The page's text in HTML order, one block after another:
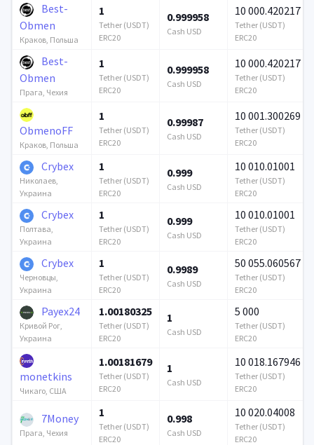
Best-
Obmen
Краков, Польша
1
Tether (USDT)
ERC20
0.999958
Cash USD
10 000.420217
Tether (USDT)
ERC20
Best-
Obmen
Прага, Чехия
1
Tether (USDT)
ERC20
0.999958
Cash USD
10 000.420217
Tether (USDT)
ERC20
ObmenoFF
Краков, Польша
1
Tether (USDT)
ERC20
0.99987
Cash USD
10 001.300269
Tether (USDT)
ERC20
Crybex
Николаев,
Украина
1
Tether (USDT)
ERC20
0.999
Cash USD
10 010.01001
Tether (USDT)
ERC20
Crybex
Полтава,
Украина
1
Tether (USDT)
ERC20
0.999
Cash USD
10 010.01001
Tether (USDT)
ERC20
Crybex
Черновцы,
Украина
1
Tether (USDT)
ERC20
0.9989
Cash USD
50 055.060567
Tether (USDT)
ERC20
Payex24
Кривой Рог,
Украина
1.00180325
Tether (USDT)
ERC20
1
Cash USD
5 000
Tether (USDT)
ERC20
monetkins
Чикаго, США
1.00181679
Tether (USDT)
ERC20
1
Cash USD
10 018.167946
Tether (USDT)
ERC20
7Money
Прага, Чехия
1
Tether (USDT)
ERC20
0.998
Cash USD
10 020.04008
Tether (USDT)
ERC20